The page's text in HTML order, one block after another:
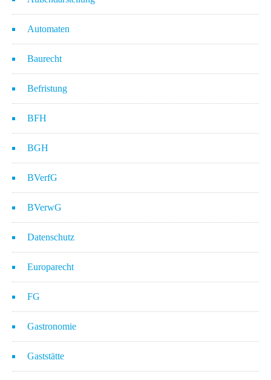
Automaten
Baurecht
Befristung
BFH
BGH
BVerfG
BVerwG
Datenschutz
Europarecht
FG
Gastronomie
Gaststätte